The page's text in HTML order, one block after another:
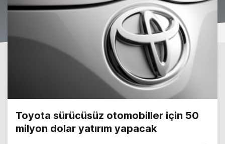
Toyota sürücüsüz otomobiller için 50
milyon dolar yatırım yapacak